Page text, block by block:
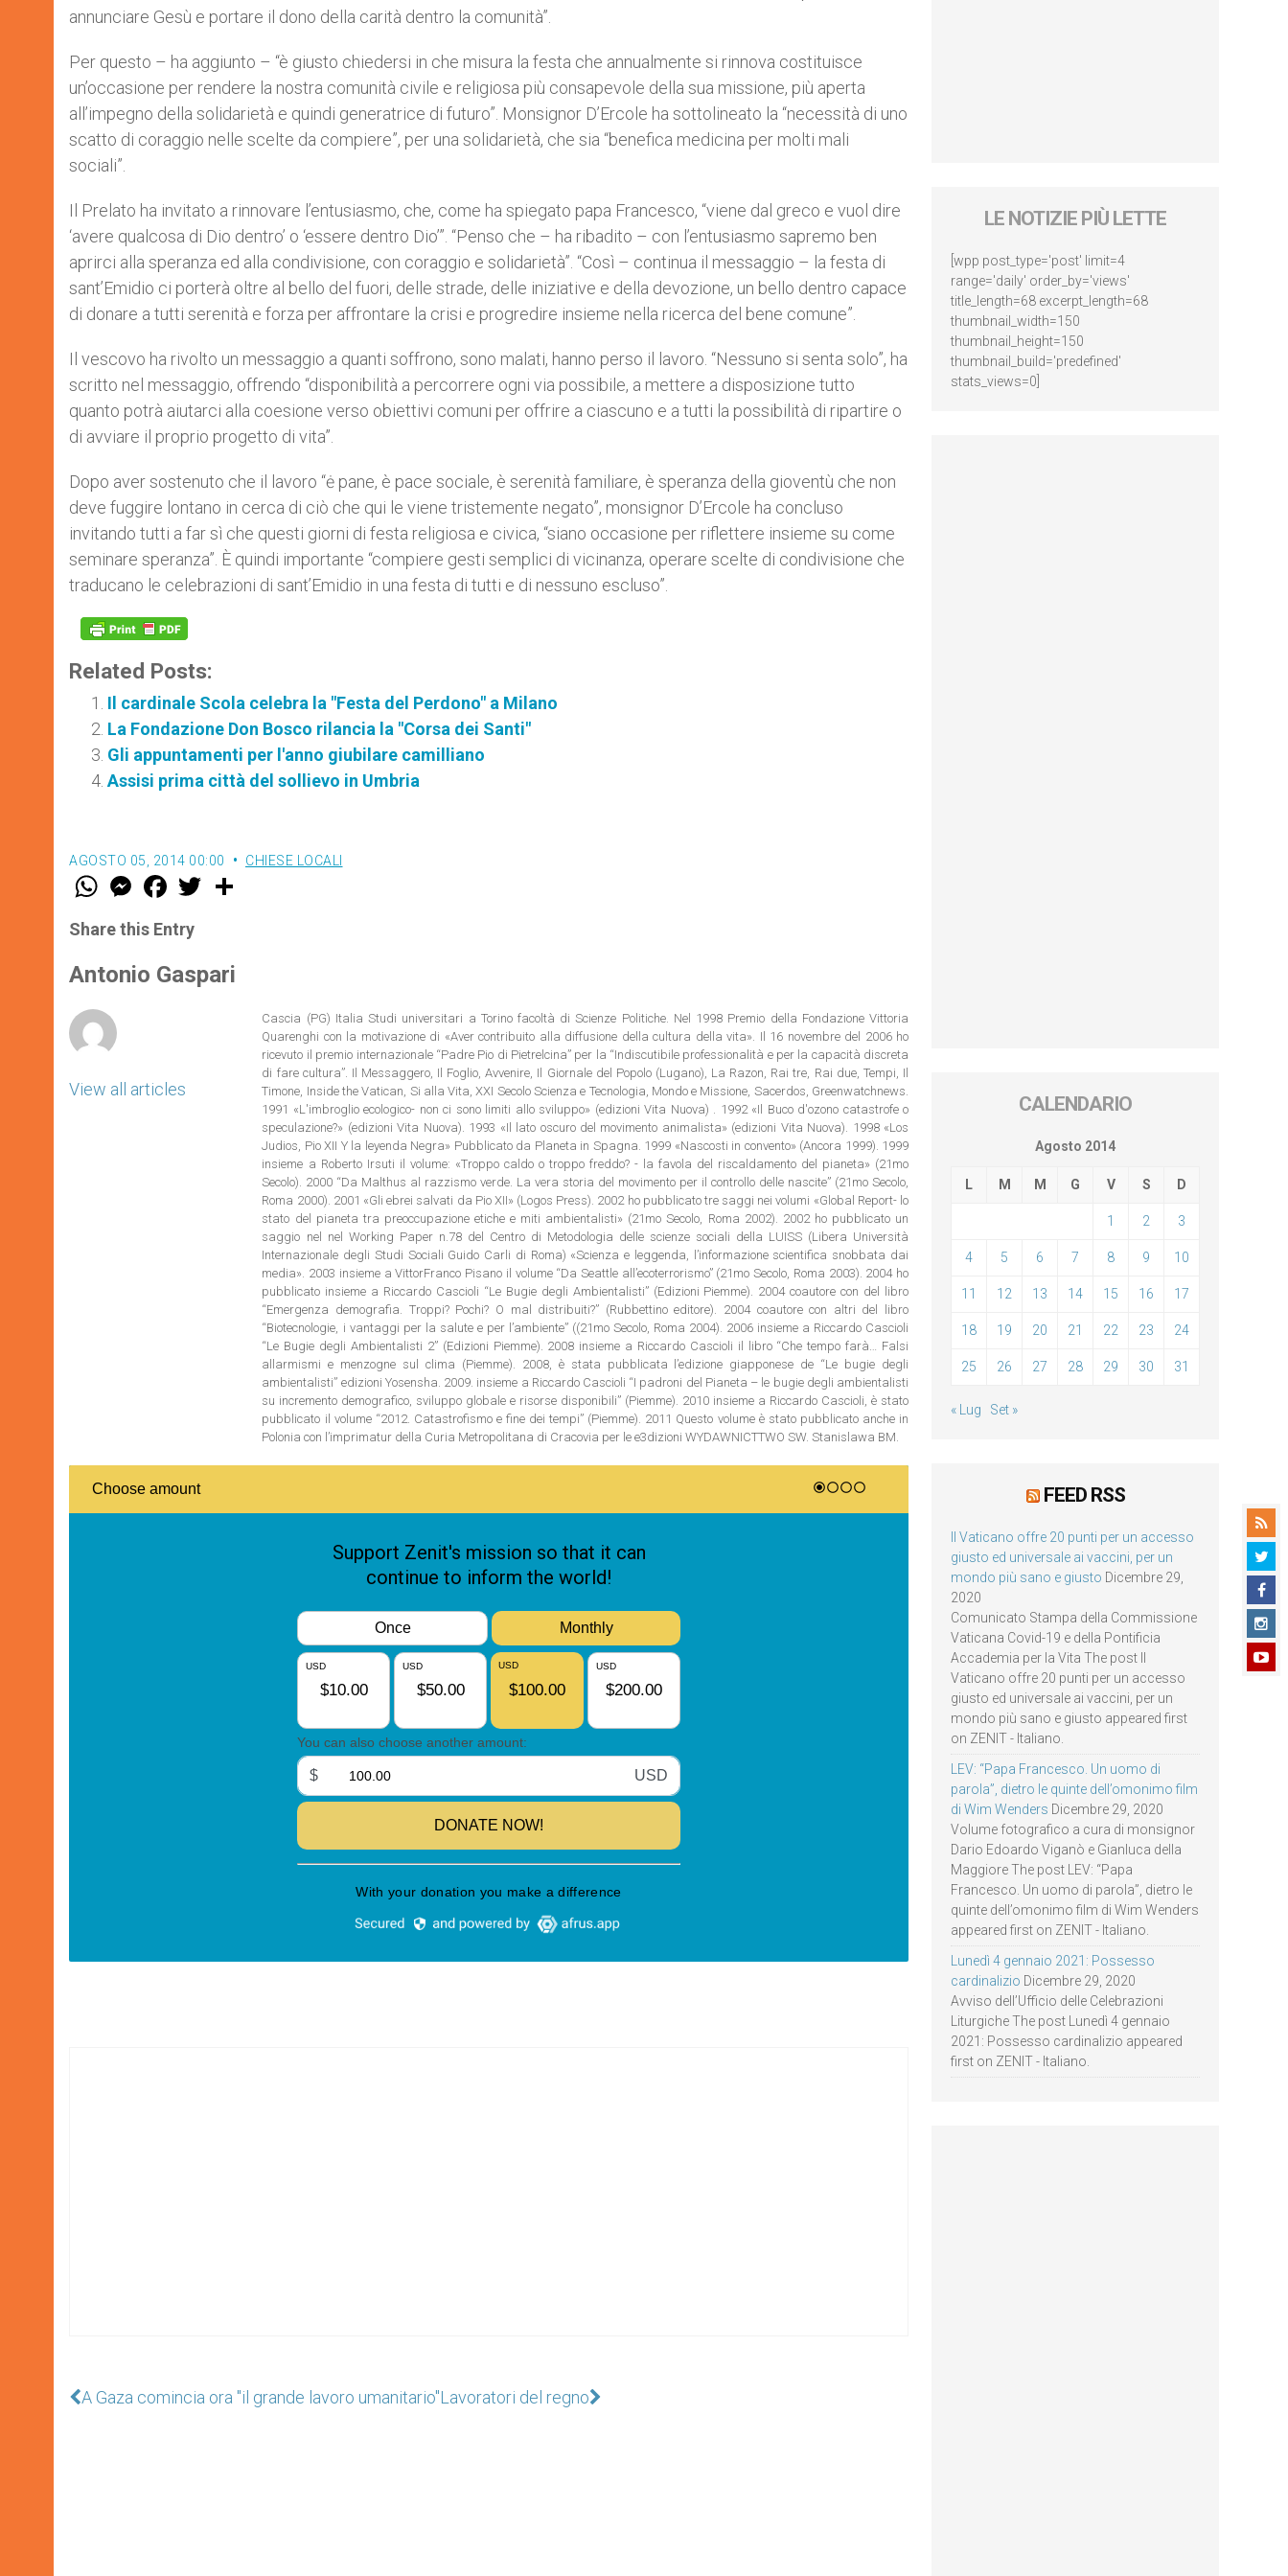
annunciare Gesù e portare il dono della carità dentro la comunità”.
Per questo – ha aggiunto – “è giusto chiedersi in che misura la festa che annualmente si rinnova costituisce
un’occasione per rendere la nostra comunità civile e religiosa più consapevole della sua missione, più aperta
all’impegno della solidarietà e quindi generatrice di futuro”. Monsignor D’Ercole ha sottolineato la “necessità di uno
scatto di coraggio nelle scelte da compiere”, per una solidarietà, che sia “benefica medicina per molti mali
sociali”.
Il Prelato ha invitato a rinnovare l’entusiasmo, che, come ha spiegato papa Francesco, “viene dal greco e vuol dire
‘avere qualcosa di Dio dentro’ o ‘essere dentro Dio’”. “Penso che – ha ribadito – con l’entusiasmo sapremo ben
aprirci alla speranza ed alla condivisione, con coraggio e solidarietà”. “Così – continua il messaggio – la festa di
sant’Emidio ci porterà oltre al bello del fuori, delle strade, delle iniziative e della devozione, un bello dentro capace
di donare a tutti serenità e forza per affrontare la crisi e progredire insieme nella ricerca del bene comune”.
Il vescovo ha rivolto un messaggio a quanti soffrono, sono malati, hanno perso il lavoro. “Nessuno si senta solo”, ha
scritto nel messaggio, offrendo “disponibilità a percorrere ogni via possibile, a mettere a disposizione tutto
quanto potrà aiutarci alla coesione verso obiettivi comuni per offrire a ciascuno e a tutti la possibilità di ripartire o
di avviare il proprio progetto di vita”.
Dopo aver sostenuto che il lavoro “ė pane, è pace sociale, è serenità familiare, è speranza della gioventù che non
deve fuggire lontano in cerca di ciò che qui le viene tristemente negato”, monsignor D’Ercole ha concluso
invitando tutti a far sì che questi giorni di festa religiosa e civica, “siano occasione per riflettere insieme su come
seminare speranza”. È quindi importante “compiere gesti semplici di vicinanza, operare scelte di condivisione che
traducano le celebrazioni di sant’Emidio in una festa di tutti e di nessuno escluso”.
Related Posts:
Il cardinale Scola celebra la "Festa del Perdono" a Milano
La Fondazione Don Bosco rilancia la "Corsa dei Santi"
Gli appuntamenti per l'anno giubilare camilliano
Assisi prima città del sollievo in Umbria
AGOSTO 05, 2014 00:00 CHIESE LOCALI
W
t
s
p
p
M
e
s
e
g
e
F
a
e
b
o
k
w
r
Share this Entry
Antonio Gaspari
View all articles
Cascia (PG) Italia Studi universitari a Torino facoltà di Scienze Politiche. Nel 1998 Premio della Fondazione Vittoria
Quarenghi con la motivazione di «Aver contribuito alla diffusione della cultura della vita». Il 16 novembre del 2006 ho
ricevuto il premio internazionale “Padre Pio di Pietrelcina” per la “Indiscutibile professionalità e per la capacità discreta
di fare cultura”. Il Messaggero, Il Foglio, Avvenire, Il Giornale del Popolo (Lugano), La Razon, Rai tre, Rai due, Tempi, Il
Timone, Inside the Vatican, Si alla Vita, XXI Secolo Scienza e Tecnologia, Mondo e Missione, Sacerdos, Greenwatchnews.
1991 «L'imbroglio ecologico- non ci sono limiti allo sviluppo» (edizioni Vita Nuova) . 1992 «Il Buco d'ozono catastrofe o
speculazione?» (edizioni Vita Nuova). 1993 «Il lato oscuro del movimento animalista» (edizioni Vita Nuova). 1998 «Los
Judios, Pio XII Y la leyenda Negra» Pubblicato da Planeta in Spagna. 1999 «Nascosti in convento» (Ancora 1999). 1999
insieme a Roberto Irsuti il volume: «Troppo caldo o troppo freddo? - la favola del riscaldamento del pianeta» (21mo
Secolo). 2000 “Da Malthus al razzismo verde. La vera storia del movimento per il controllo delle nascite” (21mo Secolo,
Roma 2000). 2001 «Gli ebrei salvati da Pio XII» (Logos Press). 2002 ho pubblicato tre saggi nei volumi «Global Report- lo
stato del pianeta tra preoccupazione etiche e miti ambientalisti» (21mo Secolo, Roma 2002). 2002 ho pubblicato un
saggio nel nel Working Paper n.78 del Centro di Metodologia delle scienze sociali della LUISS (Libera Università
Internazionale degli Studi Sociali Guido Carli di Roma) «Scienza e leggenda, l’informazione scientifica snobbata dai
media». 2003 insieme a VittorFranco Pisano il volume “Da Seattle all’ecoterrorismo” (21mo Secolo, Roma 2003). 2004 ho
pubblicato insieme a Riccardo Cascioli “Le Bugie degli Ambientalisti” (Edizioni Piemme). 2004 coautore con del libro
“Emergenza demografia. Troppi? Pochi? O mal distribuiti?” (Rubbettino editore). 2004 coautore con altri del libro
“Biotecnologie, i vantaggi per la salute e per l’ambiente” ((21mo Secolo, Roma 2004). 2006 insieme a Riccardo Cascioli
“Le Bugie degli Ambientalisti 2” (Edizioni Piemme). 2008 insieme a Riccardo Cascioli il libro “Che tempo farà… Falsi
allarmismi e menzogne sul clima (Piemme). 2008, è stata pubblicata l’edizione giapponese de “Le bugie degli
ambientalisti” edizioni Yosensha. 2009. insieme a Riccardo Cascioli “I padroni del Pianeta – le bugie degli ambientalisti
su incremento demografico, sviluppo globale e risorse disponibili” (Piemme). 2010 insieme a Riccardo Cascioli, è stato
pubblicato il volume “2012. Catastrofismo e fine dei tempi” (Piemme). 2011 Questo volume è stato pubblicato anche in
Polonia con l’imprimatur della Curia Metropolitana di Cracovia per le e3dizioni WYDAWNICTTWO SW. Stanislawa BM.
A Gaza comincia ora "il grande lavoro umanitario"Lavoratori del regno
LE NOTIZIE PIÙ LETTE
[wpp post_type='post' limit=4
range='daily' order_by='views'
title_length=68 excerpt_length=68
thumbnail_width=150
thumbnail_height=150
thumbnail_build='predefined'
stats_views=0]
CALENDARIO
Agosto 2014
L M M G V S D
1 2 3
4 5 6 7 8 9 10
11 12 13 14 15 16 17
18 19 20 21 22 23 24
25 26 27 28 29 30 31
« Lug Set »
FEED RSS
Il Vaticano offre 20 punti per un accesso
giusto ed universale ai vaccini, per un
mondo più sano e giusto Dicembre 29,
2020
Comunicato Stampa della Commissione
Vaticana Covid-19 e della Pontificia
Accademia per la Vita The post Il
Vaticano offre 20 punti per un accesso
giusto ed universale ai vaccini, per un
mondo più sano e giusto appeared first
on ZENIT - Italiano.
LEV: “Papa Francesco. Un uomo di
parola”, dietro le quinte dell’omonimo film
di Wim Wenders Dicembre 29, 2020
Volume fotografico a cura di monsignor
Dario Edoardo Viganò e Gianluca della
Maggiore The post LEV: “Papa
Francesco. Un uomo di parola”, dietro le
quinte dell’omonimo film di Wim Wenders
appeared first on ZENIT - Italiano.
Lunedì 4 gennaio 2021: Possesso
cardinalizio Dicembre 29, 2020
Avviso dell’Ufficio delle Celebrazioni
Liturgiche The post Lunedì 4 gennaio
2021: Possesso cardinalizio appeared
first on ZENIT - Italiano.